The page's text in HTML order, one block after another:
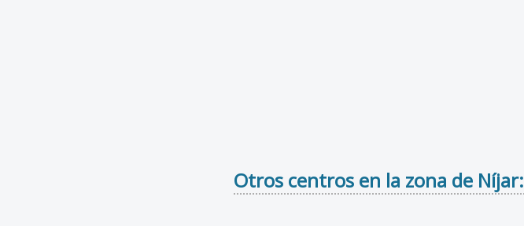
Otros centros en la zona de Níjar: